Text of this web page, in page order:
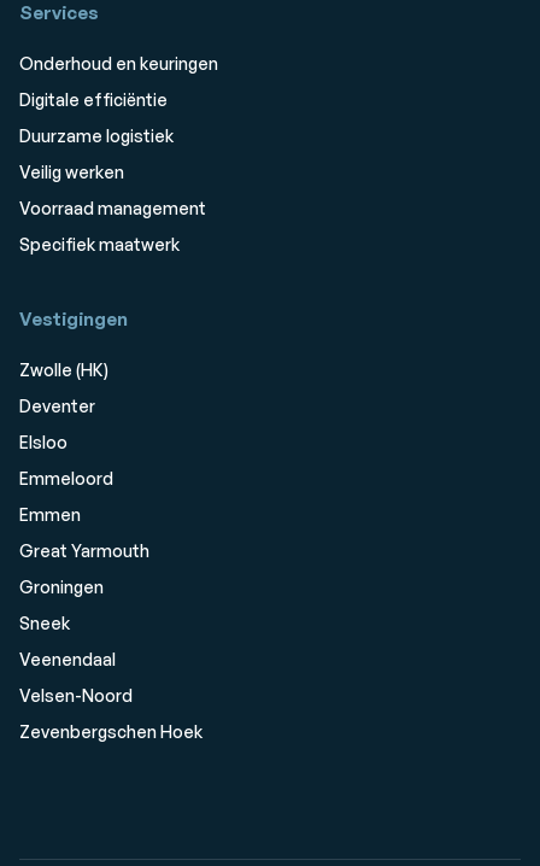
Services
Onderhoud en keuringen
Digitale efficiëntie
Duurzame logistiek
Veilig werken
Voorraad management
Specifiek maatwerk
Vestigingen
Zwolle (HK)
Deventer
Elsloo
Emmeloord
Emmen
Great Yarmouth
Groningen
Sneek
Veenendaal
Velsen-Noord
Zevenbergschen Hoek